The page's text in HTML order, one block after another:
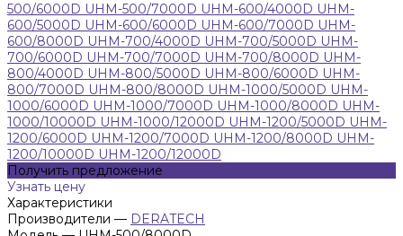
500/6000D UHM-500/7000D UHM-600/4000D UHM-
600/5000D UHM-600/6000D UHM-600/7000D UHM-
600/8000D UHM-700/4000D UHM-700/5000D UHM-
700/6000D UHM-700/7000D UHM-700/8000D UHM-
800/4000D UHM-800/5000D UHM-800/6000D UHM-
800/7000D UHM-800/8000D UHM-1000/5000D UHM-
1000/6000D UHM-1000/7000D UHM-1000/8000D UHM-
1000/10000D UHM-1000/12000D UHM-1200/5000D UHM-
1200/6000D UHM-1200/7000D UHM-1200/8000D UHM-
1200/10000D UHM-1200/12000D
Получить предложение
Узнать цену
Характеристики
Производители — DERATECH